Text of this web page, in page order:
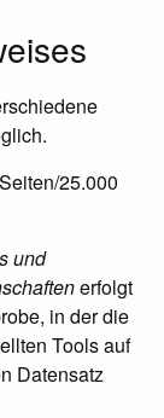
25.000
und
erfolgt
in der die
Tools auf
Datensatz